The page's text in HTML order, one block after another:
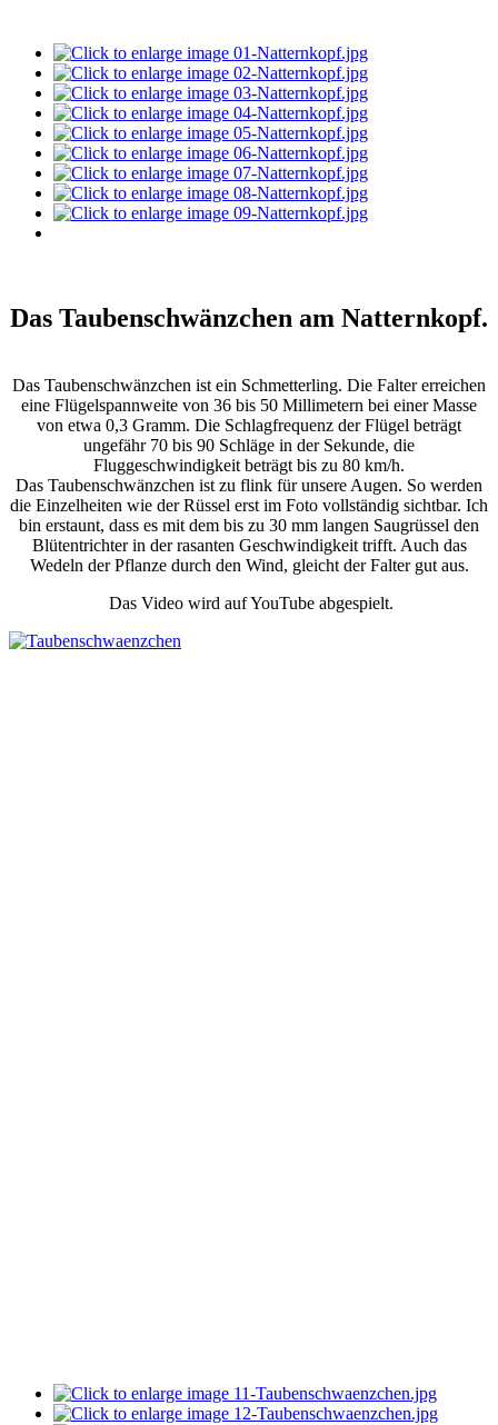
Das Taubenschwänzchen am Natternkopf.
Das Taubenschwänzchen ist ein Schmetterling. Die Falter erreichen
eine Flügelspannweite von 36 bis 50 Millimetern bei einer Masse
von etwa 0,3 Gramm. Die Schlagfrequenz der Flügel beträgt
ungefähr 70 bis 90 Schläge in der Sekunde, die
Fluggeschwindigkeit beträgt bis zu 80 km/h.
Das Taubenschwänzchen ist zu flink für unsere Augen. So werden
die Einzelheiten wie der Rüssel erst im Foto vollständig sichtbar. Ich
bin erstaunt, dass es mit dem bis zu 30 mm langen Saugrüssel den
Blütentrichter in der rasanten Geschwindigkeit trifft. Auch das
Wedeln der Pflanze durch den Wind, gleicht der Falter gut aus.
Das Video wird auf YouTube abgespielt.